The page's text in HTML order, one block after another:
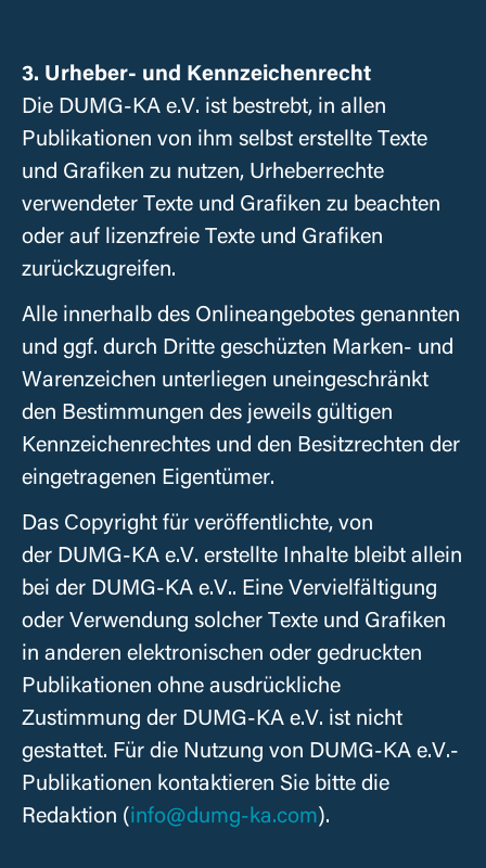
3. Urheber- und Kennzeichenrecht
Die DUMG-KA e.V. ist bestrebt, in allen
Publikationen von ihm selbst erstellte Texte
und Grafiken zu nutzen, Urheberrechte
verwendeter Texte und Grafiken zu beachten
oder auf lizenzfreie Texte und Grafiken
zurückzugreifen.
Alle innerhalb des Onlineangebotes genannten
und ggf. durch Dritte geschüzten Marken- und
Warenzeichen unterliegen uneingeschränkt
den Bestimmungen des jeweils gültigen
Kennzeichenrechtes und den Besitzrechten der
eingetragenen Eigentümer.
Das Copyright für veröffentlichte, von
der DUMG-KA e.V. erstellte Inhalte bleibt allein
bei der DUMG-KA e.V.. Eine Vervielfältigung
oder Verwendung solcher Texte und Grafiken
in anderen elektronischen oder gedruckten
Publikationen ohne ausdrückliche
Zustimmung der DUMG-KA e.V. ist nicht
gestattet. Für die Nutzung von DUMG-KA e.V.-
Publikationen kontaktieren Sie bitte die
Redaktion (info@dumg-ka.com).